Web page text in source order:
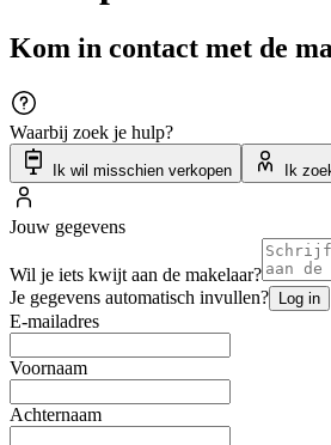
Kom in contact met de
Waarbij zoek je hulp?
Ik wil misschien verkopen Ik
Jouw gegevens
Wil je iets kwijt aan de makelaar?
Je gegevens automatisch invullen? Log in
E-mailadres
Voornaam
Achternaam